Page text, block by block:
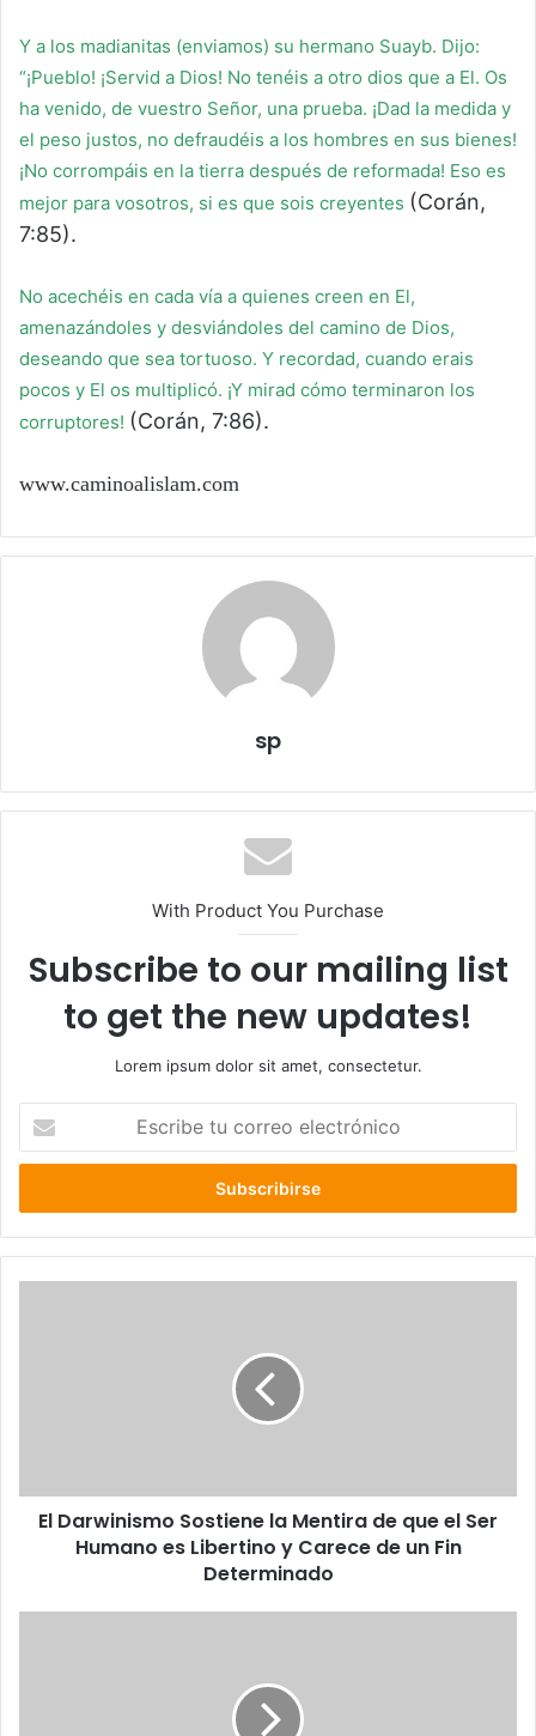
Y a los madianitas (enviamos) su hermano Suayb. Dijo:
“¡Pueblo! ¡Servid a Dios! No tenéis a otro dios que a El. Os
ha venido, de vuestro Señor, una prueba. ¡Dad la medida y
el peso justos, no defraudéis a los hombres en sus bienes!
¡No corrompáis en la tierra después de reformada! Eso es
mejor para vosotros, si es que sois creyentes (Corán,
7:85).
No acechéis en cada vía a quienes creen en El,
amenazándoles y desviándoles del camino de Dios,
deseando que sea tortuoso. Y recordad, cuando erais
pocos y El os multiplicó. ¡Y mirad cómo terminaron los
corruptores! (Corán, 7:86).
www.caminoalislam.com
sp
With Product You Purchase
Subscribe to our mailing list
to get the new updates!
Lorem ipsum dolor sit amet, consectetur.
c
i
b
r
El Darwinismo Sostiene la Mentira de que el Ser
Humano es Libertino y Carece de un Fin
Determinado